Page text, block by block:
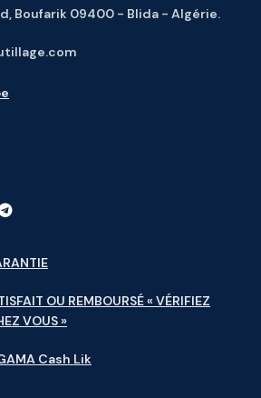
Boufarik 09400 - Blida - Algérie.
OU REMBOURSÉ « VÉRIFIEZ
VOUS »
Cash Lik